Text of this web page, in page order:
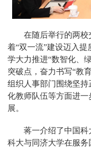
在随后举行的两
着“双一流”建设迈入
学大力推进“数智化、
突破点，奋力书写“教
组织人事部门围绕坚
化教师队伍等方面进
展。
蒋一介绍了中国科
科大与同济大学在服